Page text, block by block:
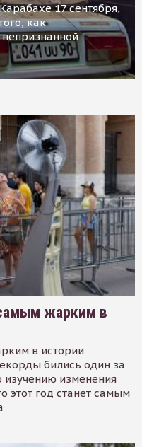
17 сентября,
как
жарким в
в истории
бились один за
изучению изменения
этот год станет самым